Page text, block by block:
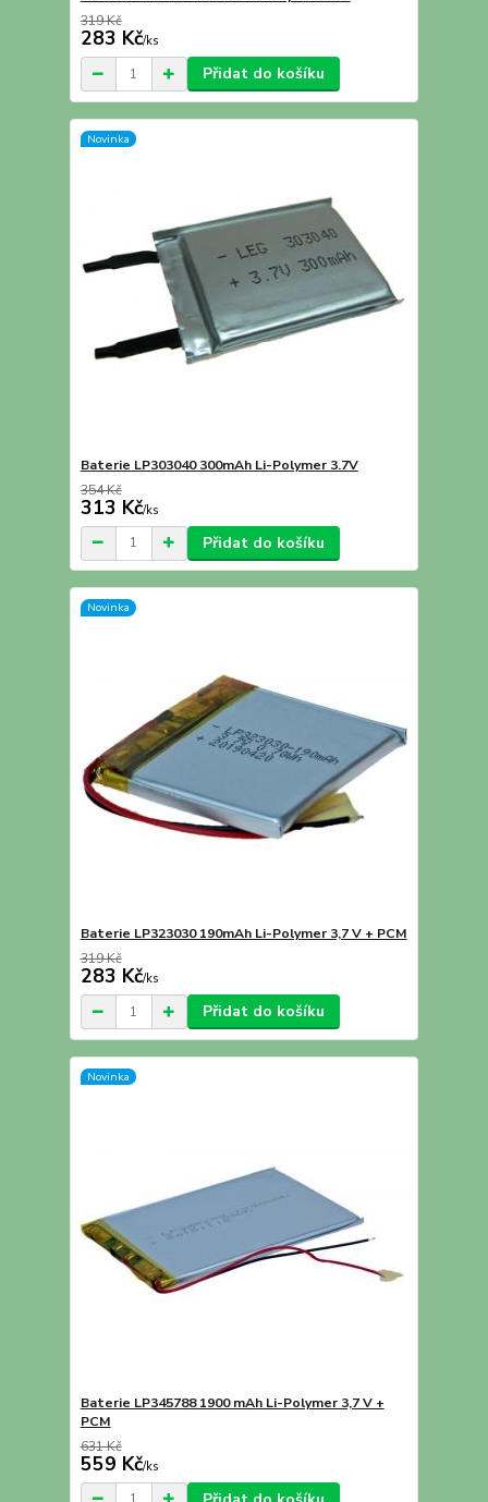
319 Kč
283 Kč/ks
Přidat do košíku
Novinka
Baterie LP303040 300mAh Li-Polymer 3.7V
354 Kč
313 Kč/ks
Přidat do košíku
Novinka
Baterie LP323030 190mAh Li-Polymer 3,7 V + PCM
319 Kč
283 Kč/ks
Přidat do košíku
Novinka
Baterie LP345788 1900 mAh Li-Polymer 3,7 V +
PCM
631 Kč
559 Kč/ks